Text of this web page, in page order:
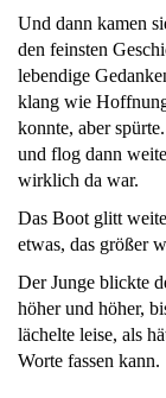
Und dann kamen
den feinsten
lebendige
klang wie
konnte, aber
und flog dann
wirklich da war.
Das Boot glitt
etwas, das größer
Der Junge blickte
höher und höher,
lächelte leise, als
Worte fassen kann.